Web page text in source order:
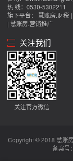
热 线：0530-5302211
旗下平台： 慧账房.财税
| 慧账房.营销推广
关注我们
关注官方微信
Copyright © 2018 慧账
备案号：